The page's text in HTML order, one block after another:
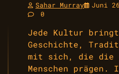
Sahar Murray Juni
0
Jede Kultur
Geschichte,
mit sich, die
Menschen prägen.